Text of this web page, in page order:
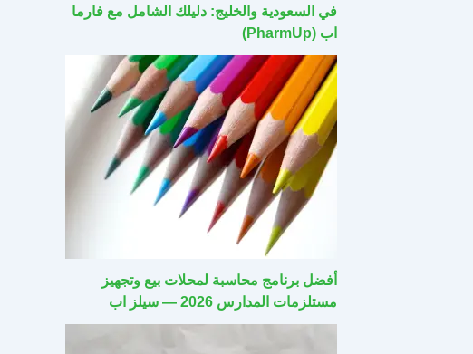
في السعودية والخليج: دليلك الشامل مع فارما
اب (PharmUp)
أفضل برنامج محاسبة لمحلات بيع وتجهيز
مستلزمات المدارس 2026 — سيلز اب